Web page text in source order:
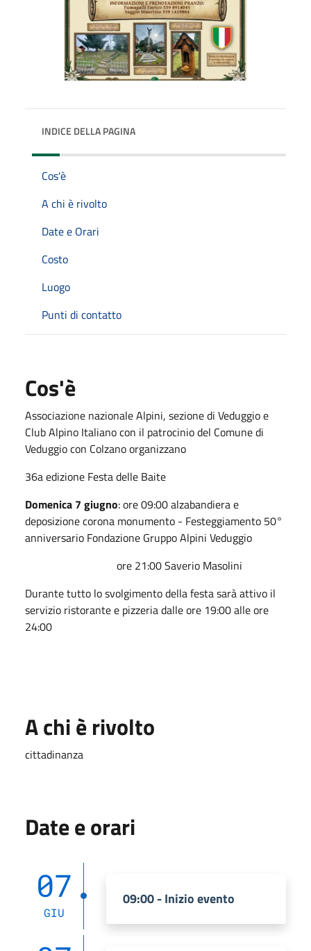
INDICE DELLA PAGINA
Cos'è
A chi è rivolto
Date e Orari
Costo
Luogo
Punti di contatto
Cos'è
Associazione nazionale Alpini, sezione di Veduggio e
Club Alpino Italiano con il patrocinio del Comune di
Veduggio con Colzano organizzano
36a edizione Festa delle Baite
Domenica 7 giugno: ore 09:00 alzabandiera e
deposizione corona monumento - Festeggiamento 50°
anniversario Fondazione Gruppo Alpini Veduggio
ore 21:00 Saverio Masolini
Durante tutto lo svolgimento della festa sarà attivo il
servizio ristorante e pizzeria dalle ore 19:00 alle ore
24:00
A chi è rivolto
cittadinanza
Date e orari
07
GIU
09:00 - Inizio evento